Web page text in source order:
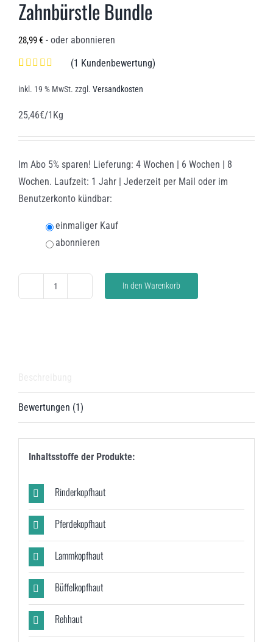
Zahnbürstle Bundle
28,99€ - oder abonnieren
5.00von 5,
Kundenbewertung
(1 Kundenbewertung)
inkl. 19 % MwSt. zzgl. Versandkosten
25,46€/1Kg
Im Abo 5% sparen! Lieferung: 4 Wochen | 6 Wochen | 8
Wochen. Laufzeit: 1 Jahr | Jederzeit per Mail oder im
Benutzerkonto kündbar:
einmaliger Kauf
abonnieren
In den Warenkorb
Bewertungen (1)
Inhaltsstoffe der Produkte:
Rinderkopfhaut
Pferdekopfhaut
Lammkopfhaut
Büffelkopfhaut
Rehhaut